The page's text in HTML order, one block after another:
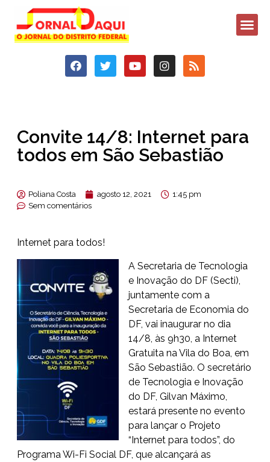
Convite 14/8: Internet para
todos em São Sebastião
Poliana Costa agosto 12, 2021
1:45 pm
Sem comentários
Internet para todos!
A Secretaria de Tecnologia
e Inovação do DF (Secti),
juntamente com a
Secretaria de Economia do
DF, vai inaugurar no dia
14/8, às 9h30, a Internet
Gratuita na Vila do Boa, em
São Sebastião. O secretário
de Tecnologia e Inovação
do DF, Gilvan Máximo,
estará presente no evento
para lançar o Projeto
“Internet para todos”, do
Programa Wi-Fi Social DF, que alcançará as